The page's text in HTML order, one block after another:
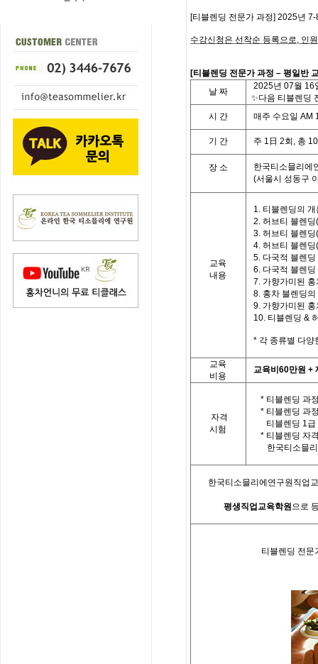
[티블렌딩 전문가 과정] 2025년 7-
수강신청은 선착순 등록으로, 인
[티블렌딩 전문가 과정 – 평일반
날 짜
2025년 07월 16
✨다음 티블렌딩
시
간 매주 수요일 AM
기 간 주 1 日 2회 , 총 10
장 소
한국티소믈리에
(서울시 성동구
교육
내용
1. 티블렌딩의 개
2. 허브티 블렌딩
3. 허브티 블렌딩
4. 허브티 블렌딩
5. 다국적 블렌
6. 다국적 블렌
7. 가향가미된
8. 홍차 블렌딩의
9. 가향가미된
10.티 블렌딩 &
* 각 종류별 다양
교육
비용
교육비 60만원 +
자격
시험
* 티블렌딩 과
* 티블렌딩 과
티블렌딩 1급
* 티블렌딩 자
한국티소믈
한국티소믈리에연구원직업
평생직업교육학원으로
티블렌딩 전문